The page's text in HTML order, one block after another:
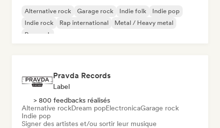
Alternative rock Garage rock Indie folk
Indie pop
Indie rock
Rap international
Metal / Heavy metal
Pop rock
Pravda Records
Label
> 800 feedbacks réalisés
Alternative rockDream popElectronicaGarage rock
Indie pop
Signer des artistes et/ou sortir leur musique